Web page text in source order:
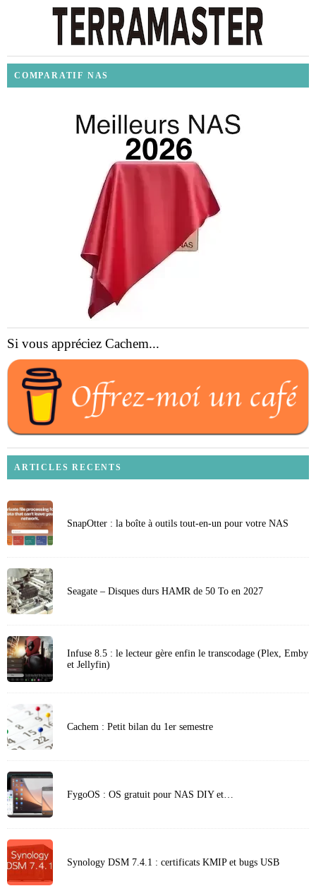
COMPARATIF NAS
Si vous appréciez Cachem...
ARTICLES RECENTS
SnapOtter : la boîte à outils tout-en-un pour votre NAS
Seagate – Disques durs HAMR de 50 To en 2027
Infuse 8.5 : le lecteur gère enfin le transcodage (Plex, Emby
et Jellyfin)
Cachem : Petit bilan du 1er semestre
FygoOS : OS gratuit pour NAS DIY et…
Synology DSM 7.4.1 : certificats KMIP et bugs USB